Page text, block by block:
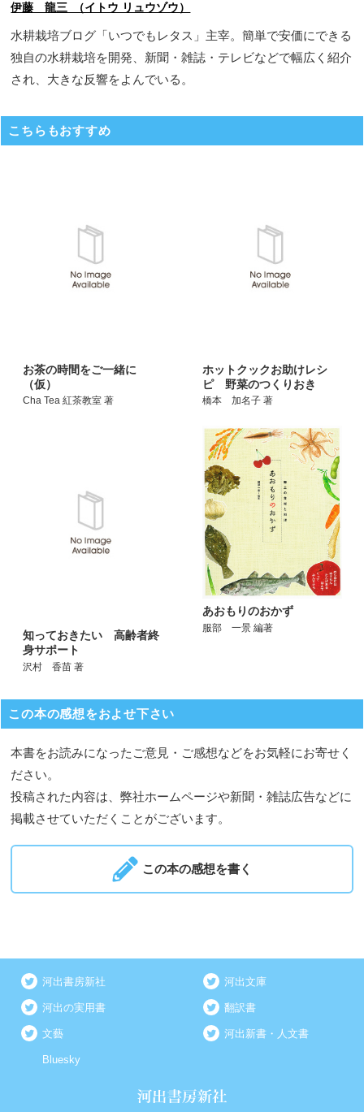
伊藤 龍三 （イトウ リュウゾウ）
水耕栽培ブログ「いつでもレタス」主宰。簡単で安価にできる
独自の水耕栽培を開発、新聞・雑誌・テレビなどで幅広く紹介
され、大きな反響をよんでいる。
こちらもおすすめ
お茶の時間をご一緒に
（仮）
Cha Tea 紅茶教室 著
ホットクックお助けレシ
ピ 野菜のつくりおき
橋本 加名子 著
知っておきたい 高齢者終
身サポート
沢村 香苗 著
あおもりのおかず
服部 一景 編著
この本の感想をおよせ下さい
本書をお読みになったご意見・ご感想などをお気軽にお寄せく
ださい。
投稿された内容は、弊社ホームページや新聞・雑誌広告などに
掲載させていただくことがございます。
この本の感想を書く
河出書房新社 河出文庫
河出の実用書 翻訳書
文藝 河出新書・人文書
Bluesky